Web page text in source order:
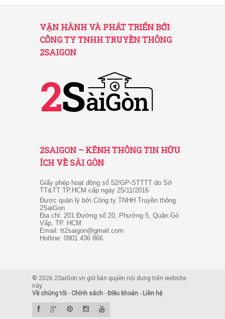
VẬN HÀNH VÀ PHÁT TRIỂN BỞI
CÔNG TY TNHH TRUYỀN THÔNG
2SAIGON
2SAIGON – KÊNH THÔNG TIN HỮU
ÍCH VỀ SÀI GÒN
Giấy phép hoạt động số 52/GP-STTTT do Sở
TT&TT TP.HCM cấp ngày 25/11/2016
Được quản lý bởi Công ty TNHH Truyền thông
2SaiGon
Địa chỉ: 201 Đường số 20, Phường 5, Quận Gò
Vấp, TP. HCM
Email: tt2saigon@gmail.com
Hotline: 0901 436 866
© 2026 2SaiGon.vn giữ bản quyền nội dung trên website
này.
Về chúng tôi - Chính sách - Điều khoản - Liên hệ